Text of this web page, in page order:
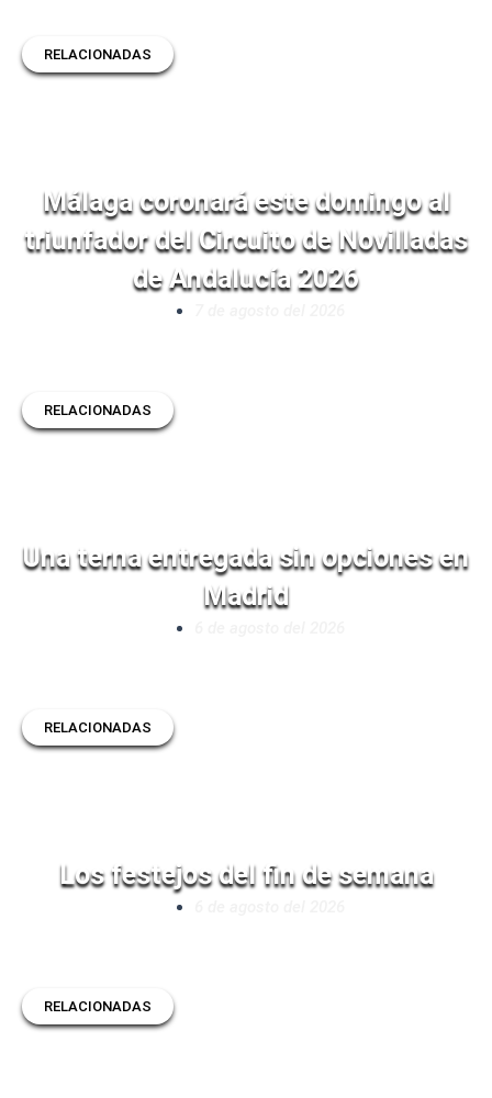
RELACIONADAS
Málaga coronará este domingo al
triunfador del Circuito de Novilladas
de Andalucía 2026
RELACIONADAS
Una terna entregada sin opciones en
Madrid
RELACIONADAS
Los festejos del fin de semana
RELACIONADAS